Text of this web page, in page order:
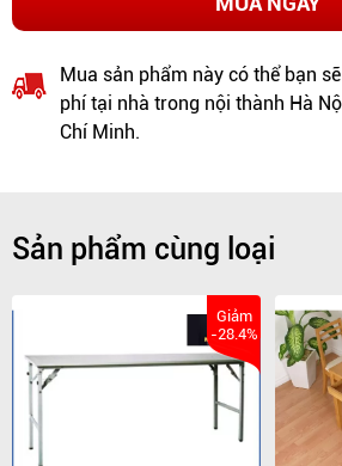
Mua sản phẩm này có thể bạn
phí tại nhà trong nội thành Hà
Chí Minh.
Sản phẩm cùng loại
Giảm
-28.4%